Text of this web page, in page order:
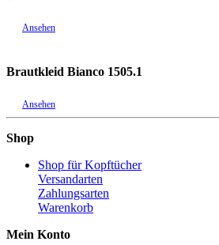
Ansehen
Brautkleid Bianco 1505.1
Ansehen
Shop
Shop für Kopftücher
Versandarten
Zahlungsarten
Warenkorb
Mein Konto